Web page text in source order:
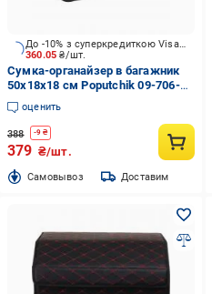
360.05₴/шт.
До -10% з суперкредиткою Visa Вигода
Сумка-органайзер в багажник
50х18х18 см Poputchik 09-706-
2Д черный
оценить
388 -9 ₴
379 ₴/шт.
Cамовывоз Доставим